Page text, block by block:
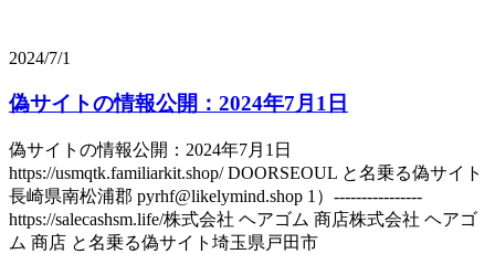
2024/7/1
偽サイトの情報公開：2024年7月1日
偽サイトの情報公開：2024年7月1日
https://usmqtk.familiarkit.shop/ DOORSEOUL と名乗る偽サイト
長崎県南松浦郡 pyrhf@likelymind.shop 1）----------------
https://salecashsm.life/株式会社 ヘアゴム 商店株式会社 ヘアゴ
ム 商店 と名乗る偽サイト埼玉県戸田市